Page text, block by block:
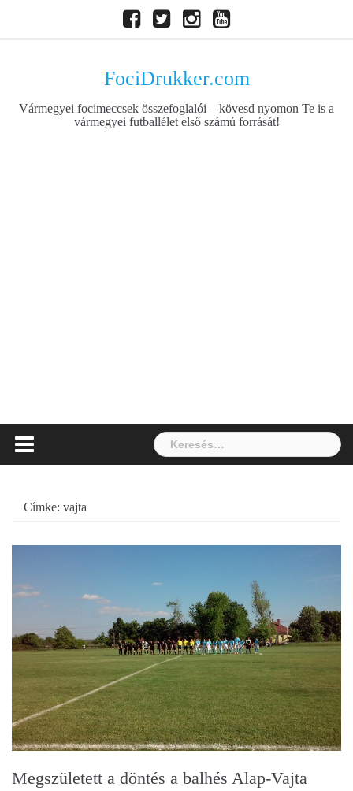
Facebook
TwitterInstagramYoutube
FociDrukker.com
Vármegyei focimeccsek összefoglalói – kövesd nyomon Te is a
vármegyei futballélet első számú forrását!
Keresés:
Címke: vajta
Megszületett a döntés a balhés Alap-Vajta